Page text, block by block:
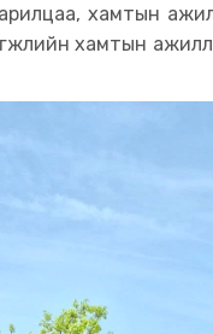
хамтын
хамтын